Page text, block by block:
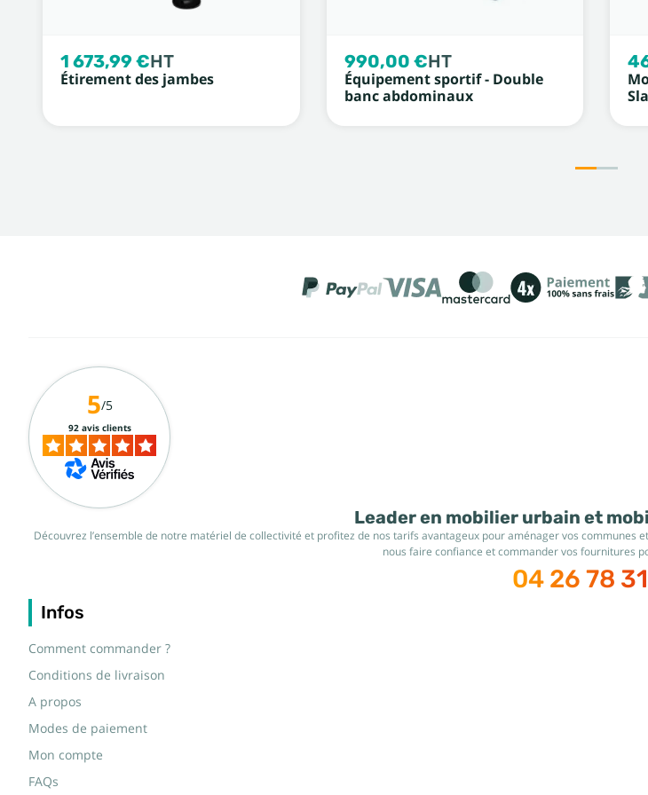
1 673,99 €HT
Étirement des jambes
990,00 €HT
Équipement sportif - Double
banc abdominaux
Leader en mobilier urbain et
Découvrez l’ensemble de notre matériel de collectivité et profitez de nos tarifs avantageux pour aménager vos
nous faire confiance et commander vos fournitures
04 26 78
Infos
Comment commander ?
Conditions de livraison
A propos
Modes de paiement
Mon compte
FAQs
5/5
92 avis clients